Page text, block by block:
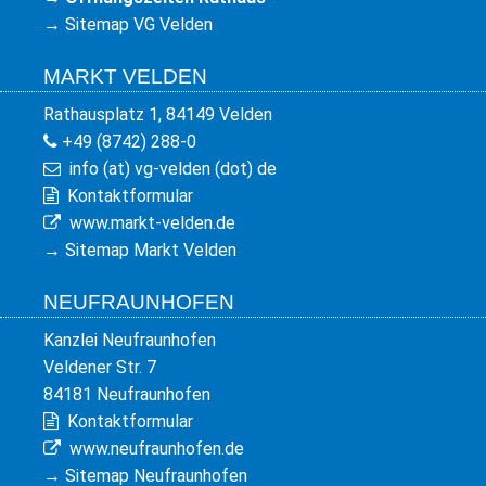
→ Sitemap VG Velden
MARKT VELDEN
Rathausplatz 1, 84149 Velden
+49 (8742) 288-0
info (at) vg-velden (dot) de
Kontaktformular
www.markt-velden.de
→ Sitemap Markt Velden
NEUFRAUNHOFEN
Kanzlei Neufraunhofen
Veldener Str. 7
84181 Neufraunhofen
Kontaktformular
www.neufraunhofen.de
→ Sitemap Neufraunhofen